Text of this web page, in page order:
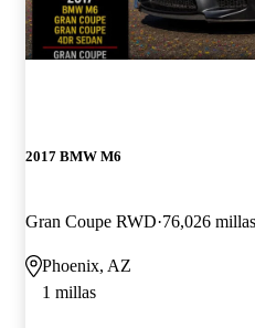
2017 BMW M6
Gran Coupe RWD 76,026 millas
Phoenix, AZ
1 millas